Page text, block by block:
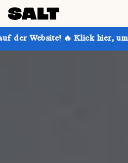
Klick hier, um mehr zu erfahren